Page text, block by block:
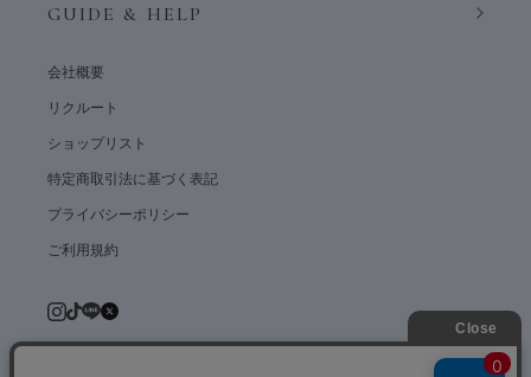
GUIDE & HELP
会社概要
リクルート
ショップリスト
特定商取引法に基づく表記
プライバシーポリシー
ご利用規約